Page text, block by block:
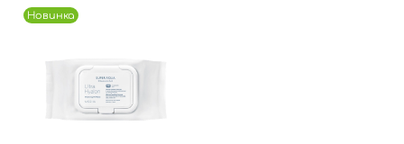
Новинка